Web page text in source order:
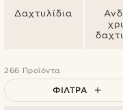
Δαχτυλίδια
266 Προϊόντα
ΦΊΛΤΡΑ